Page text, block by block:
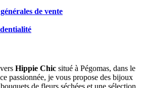
de vente
Hippie Chic situé à Pégomas, dans le
passionnée, je vous propose des bijoux